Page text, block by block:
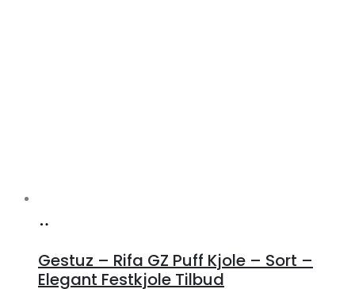
Lykke
Gestuz – Rifa GZ Puff Kjole – Sort –
Elegant Festkjole Tilbud